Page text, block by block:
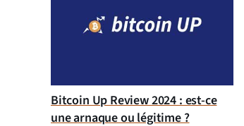
Bitcoin Up Review 2024 : est-ce
une arnaque ou légitime ?